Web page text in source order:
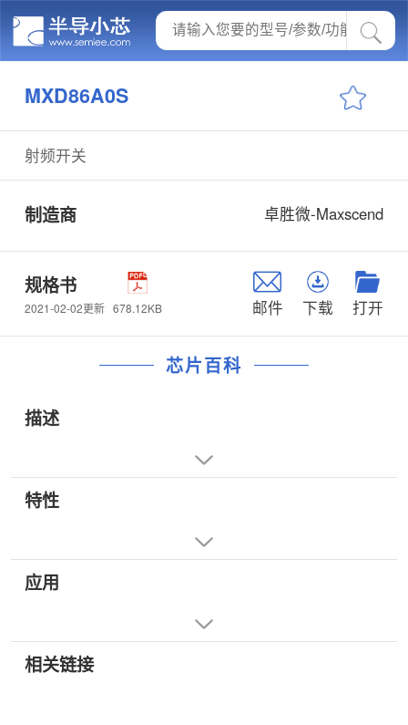
MXD86A0S
射频开关
制造商 卓胜微-Maxscend
规格书
2021-02-02更新 678.12KB 邮件 下载 打开
芯片百科
描述
特性
应用
相关链接